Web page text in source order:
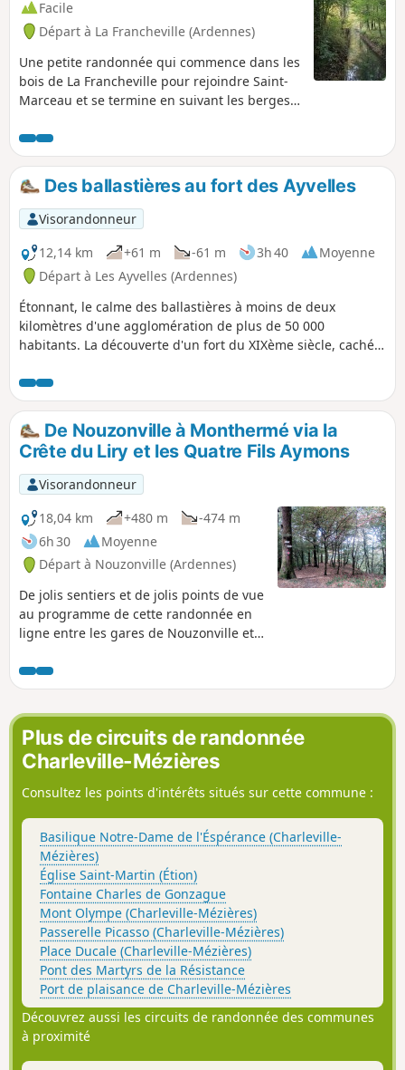
Facile
Départ à La Francheville (Ardennes)
Une petite randonnée qui commence dans les
bois de La Francheville pour rejoindre Saint-
Marceau et se termine en suivant les berges
industrielles, vestiges de moulins à eau.
Des ballastières au fort des Ayvelles
Visorandonneur
12,14 km
+61 m -61 m 3h 40
Moyenne
Départ à Les Ayvelles (Ardennes)
Étonnant, le calme des ballastières à moins de deux
kilomètres d'une agglomération de plus de 50 000
habitants. La découverte d'un fort du XIXème siècle, caché
De Nouzonville à Monthermé via la
Crête du Liry et les Quatre Fils Aymons
Visorandonneur
18,04 km
+480 m
-474 m
6h 30
Moyenne
Départ à Nouzonville (Ardennes)
De jolis sentiers et de jolis points de vue
au programme de cette randonnée en
ligne entre les gares de Nouzonville et
Plus de circuits de randonnée
Charleville-Mézières
Consultez les points d'intérêts situés sur cette commune :
Basilique Notre-Dame de l'Éspérance (Charleville-
Mézières)
Église Saint-Martin (Étion)
Fontaine Charles de Gonzague
Mont Olympe (Charleville-Mézières)
Passerelle Picasso (Charleville-Mézières)
Place Ducale (Charleville-Mézières)
Pont des Martyrs de la Résistance
Port de plaisance de Charleville-Mézières
Découvrez aussi les circuits de randonnée des communes
à proximité